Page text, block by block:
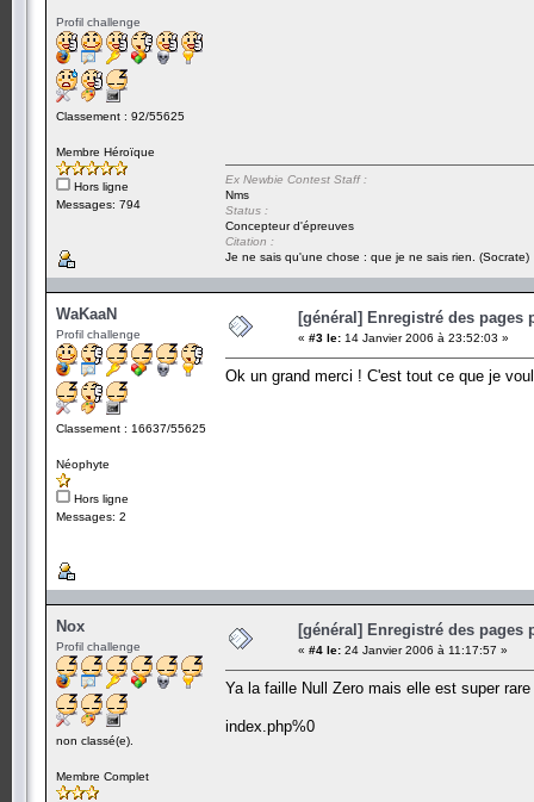
Profil challenge
Classement : 92/55625
Membre Héroïque
Hors ligne
Messages: 794
Ex Newbie Contest Staff :
Nms
Status :
Concepteur d'épreuves
Citation :
Je ne sais qu'une chose : que je ne sais rien. (Socrate)
WaKaaN
Profil challenge
Classement : 16637/55625
Néophyte
Hors ligne
Messages: 2
[général] Enregistré des pages
« #3 le: 14 Janvier 2006 à 23:52:03 »
Ok un grand merci ! C'est tout ce que je
Nox
Profil challenge
non classé(e).
Membre Complet
[général] Enregistré des pages
« #4 le: 24 Janvier 2006 à 11:17:57 »
Ya la faille Null Zero mais elle est super
index.php%0